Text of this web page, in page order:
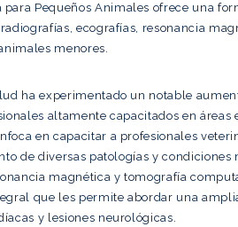
Pequeños Animales ofrece una
ecografías, resonancia
menores.
ha experimentado un notable
altamente capacitados en
en capacitar a profesionales
de diversas patologías y
magnética y tomografía
que les permite abordar una
y lesiones neurológicas.